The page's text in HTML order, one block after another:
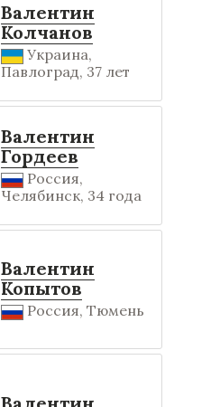
Валентин
Колчанов
Украина,
Павлоград, 37 лет
Валентин
Гордеев
Россия,
Челябинск, 34 года
Валентин
Копытов
Россия, Тюмень